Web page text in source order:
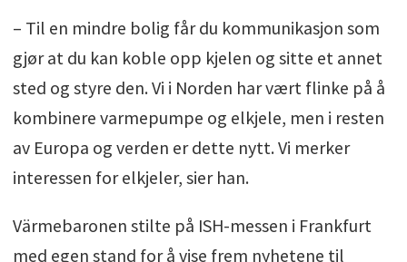
– Til en mindre bolig får du kommunikasjon som
gjør at du kan koble opp kjelen og sitte et annet
sted og styre den. Vi i Norden har vært flinke på å
kombinere varmepumpe og elkjele, men i resten
av Europa og verden er dette nytt. Vi merker
interessen for elkjeler, sier han.
Värmebaronen stilte på ISH-messen i Frankfurt
med egen stand for å vise frem nyhetene til